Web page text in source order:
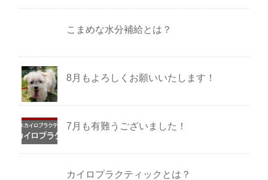
こまめな水分補給とは？
8月もよろしくお願いいたします！
7月も有難うございました！
カイロプラクティックとは？